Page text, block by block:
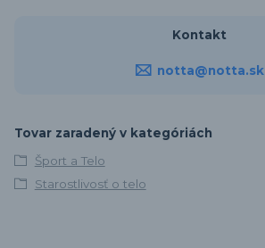
Kontakt
notta@notta.sk
Tovar zaradený v kategóriách
Šport a Telo
Starostlivosť o telo